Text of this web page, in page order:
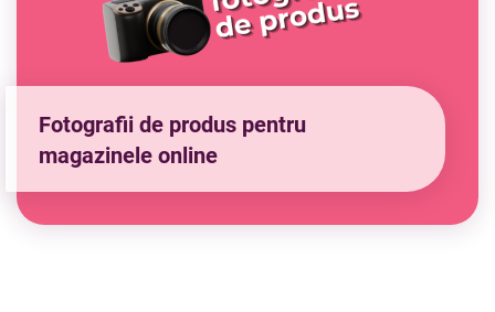
Fotografii de produs pentru
magazinele online